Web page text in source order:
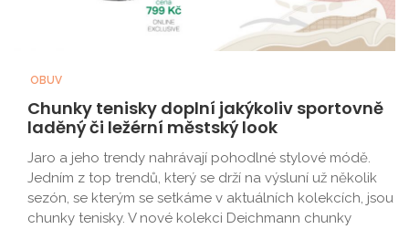
OBUV
Chunky tenisky doplní jakýkoliv sportovně
laděný či ležérní městský look
Jaro a jeho trendy nahrávají pohodlné stylové módě.
Jedním z top trendů, který se drží na výsluní už několik
sezón, se kterým se setkáme v aktuálních kolekcích, jsou
chunky tenisky. V nové kolekci Deichmann chunky